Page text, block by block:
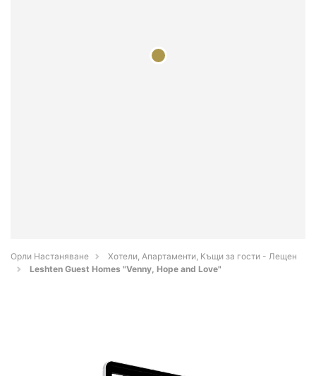
Орли Настаняване
Хотели, Апартаменти, Къщи за гости - Лещен
Leshten Guest Homes "Venny, Hope and Love"